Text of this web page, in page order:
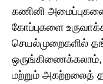
கணினி
கோப்புகளை
செயல்முறைகளில்
மற்றும் அகற்றலைத்